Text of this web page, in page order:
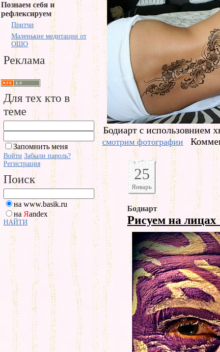
Познаем себя и
рефлексируем
Притчи
Маленькие медитации от
ОШО
Реклама
Для тех кто в
теме
Запомнить меня
Войти Забыли пароль?
Регистрация
Поиск
на www.basik.ru
на Яandex
НАЙТИ
Бодиарт с использовнием
смотрим фотографии
25
Январь
Бодиарт
Рисуем на лицах